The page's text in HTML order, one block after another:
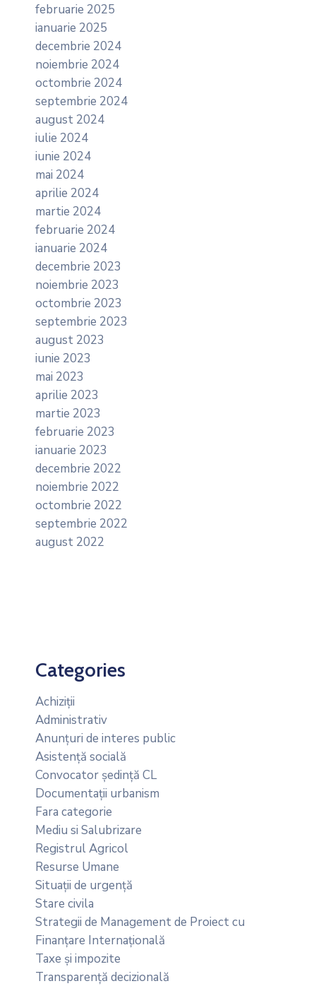
februarie 2025
ianuarie 2025
decembrie 2024
noiembrie 2024
octombrie 2024
septembrie 2024
august 2024
iulie 2024
iunie 2024
mai 2024
aprilie 2024
martie 2024
februarie 2024
ianuarie 2024
decembrie 2023
noiembrie 2023
octombrie 2023
septembrie 2023
august 2023
iunie 2023
mai 2023
aprilie 2023
martie 2023
februarie 2023
ianuarie 2023
decembrie 2022
noiembrie 2022
octombrie 2022
septembrie 2022
august 2022
Categories
Achiziții
Administrativ
Anunțuri de interes public
Asistență socială
Convocator ședință CL
Documentații urbanism
Fara categorie
Mediu si Salubrizare
Registrul Agricol
Resurse Umane
Situații de urgență
Stare civila
Strategii de Management de Proiect cu
Finanțare Internațională
Taxe și impozite
Transparență decizională